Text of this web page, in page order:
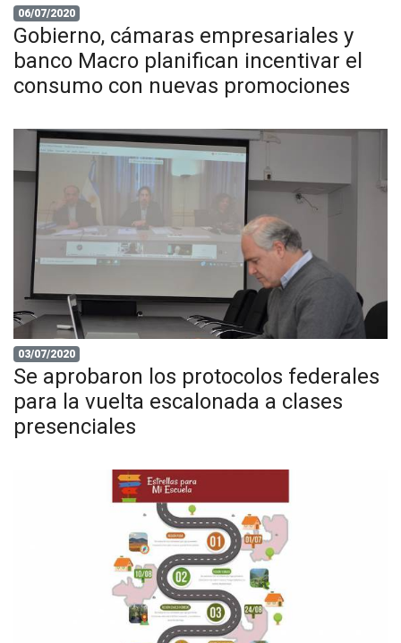
06/07/2020
Gobierno, cámaras empresariales y
banco Macro planifican incentivar el
consumo con nuevas promociones
03/07/2020
Se aprobaron los protocolos federales
para la vuelta escalonada a clases
presenciales